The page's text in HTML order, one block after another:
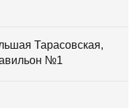
Тарасовская,
№1